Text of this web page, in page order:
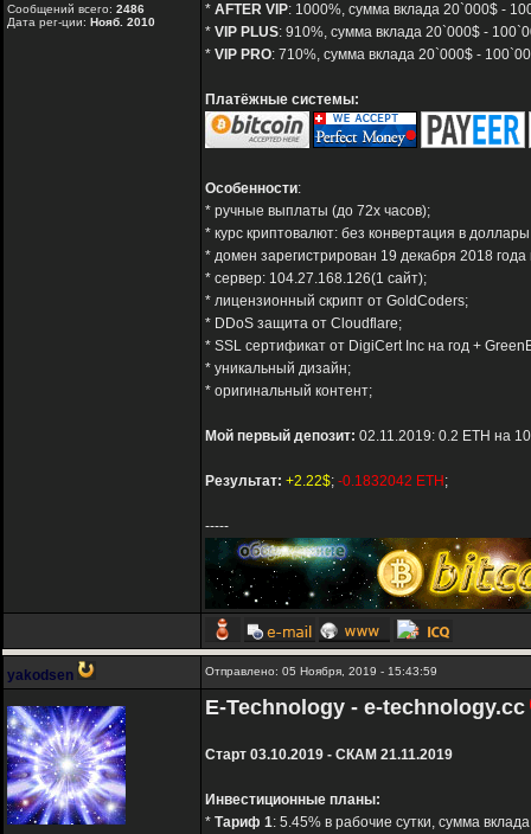
Сообщений всего: 2486
Дата рег-ции: Нояб. 2010
* AFTER VIP: 1000%, сумма вклада 20`000$ -
* VIP PLUS: 910%, сумма вклада 20`000$ -
* VIP PRO: 710%, сумма вклада 20`000$ -
Платёжные системы:
Особенности:
* ручные выплаты (до 72х часов);
* курс криптовалют: без конвертация в
* домен зарегистрирован 19 декабря 2018 года
* сервер: 104.27.168.126(1 сайт);
* лицензионный скрипт от GoldCoders;
* DDoS защита от Cloudflare;
* SSL сертификат от DigiCert Inc на год +
* уникальный дизайн;
* оригинальный контент;
Мой первый депозит: 02.11.2019: 0.2 ETH на
Результат: +2.22$; -0.1832042 ETH ;
-----
yakodsen Отправлено: 05 Ноября, 2019 - 15:43:59
E-Technology - e-technology.cc
Старт 03.10.2019 - СКАМ 21.11.2019
Инвестиционные планы:
* Тариф 1: 5.45% в рабочие сутки, сумма